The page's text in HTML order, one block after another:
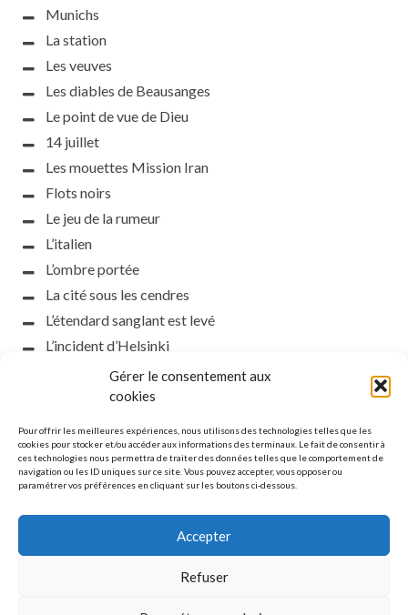
Gérer le consentement aux
cookies
Pour offrir les meilleures expériences, nous utilisons des technologies telles que les
cookies pour stocker et/ou accéder aux informations des terminaux. Le fait de consentir à
ces technologies nous permettra de traiter des données telles que le comportement de
navigation ou les ID uniques sur ce site. Vous pouvez accepter, vous opposer ou
paramétrer vos préférences en cliquant sur les boutons ci-dessous.
Accepter
Refuser
Munichs
La station
Les veuves
Les diables de Beausanges
Le point de vue de Dieu
14 juillet
Les mouettes Mission Iran
Flots noirs
Le jeu de la rumeur
L’italien
L’ombre portée
La cité sous les cendres
L’étendard sanglant est levé
L’incident d’Helsinki
la petite fasciste
Toutes les nuances de la nuit
Que s’obscurcissent le soleil et la lumière
Le silence